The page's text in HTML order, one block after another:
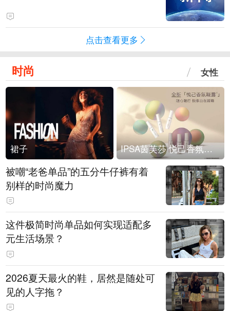
点击查看更多
时尚 女性
裙子 IPSA茵芙莎 悦己香氛凝露上市
被嘲“老爸单品”的五分牛仔裤有着
别样的时尚魔力
这件极简时尚单品如何实现适配多
元生活场景？
2026夏天最火的鞋，居然是随处可
见的人字拖？